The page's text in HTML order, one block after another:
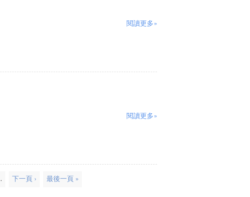
閱讀更多»
閱讀更多»
下一頁 › 最後一頁 »